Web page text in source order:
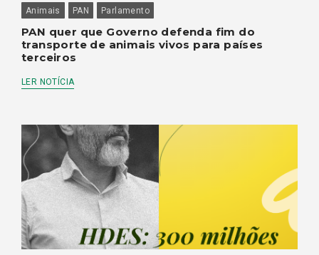
Animais PAN Parlamento
PAN quer que Governo defenda fim do
transporte de animais vivos para países
terceiros
LER NOTÍCIA